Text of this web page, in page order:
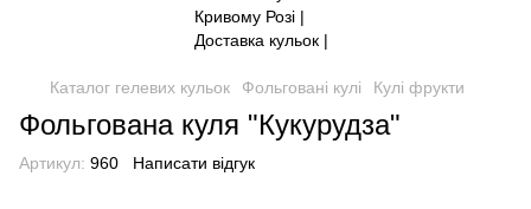
Каталог гелевих кульок Фольговані кулі Кулі фрукти
Фольгована куля "Кукурудза"
Артикул: 960 Написати відгук